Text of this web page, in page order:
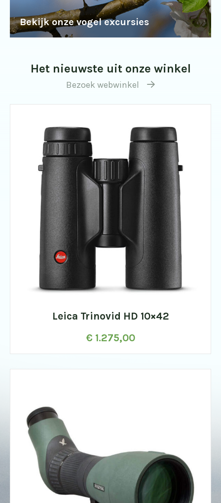
Bekijk onze vogel excursies
Het nieuwste uit onze winkel
Bezoek webwinkel
Leica Trinovid HD 10×42
€ 1.275,00